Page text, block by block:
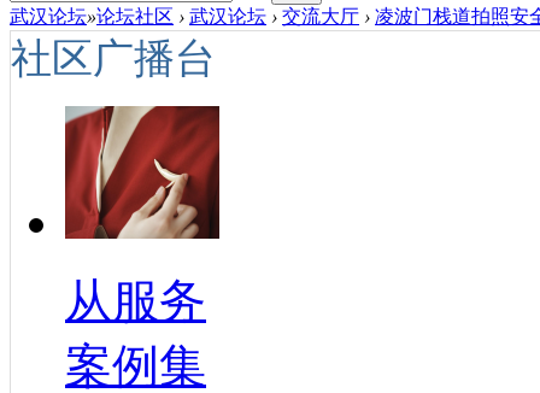
武汉论坛»论坛社区 › 武汉论坛 › 交流大厅 › 凌波门栈道拍照安
社区广播台
从服务
案例集